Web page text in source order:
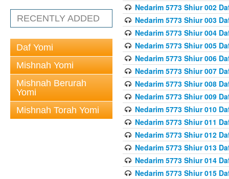
RECENTLY ADDED
Daf Yomi
Mishnah Yomi
Mishnah Berurah
Yomi
Mishnah Torah Yomi
Nedarim 5773 Shiur 002
Nedarim 5773 Shiur 003
Nedarim 5773 Shiur 004
Nedarim 5773 Shiur 005
Nedarim 5773 Shiur 006
Nedarim 5773 Shiur 007
Nedarim 5773 Shiur 008
Nedarim 5773 Shiur 009
Nedarim 5773 Shiur 010
Nedarim 5773 Shiur 011
Nedarim 5773 Shiur 012
Nedarim 5773 Shiur 013
Nedarim 5773 Shiur 014
Nedarim 5773 Shiur 015